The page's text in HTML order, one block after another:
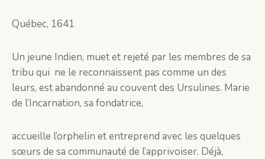
Québec, 1641
Un jeune Indien, muet et rejeté par les membres de sa
tribu qui ne le reconnaissent pas comme un des
leurs, est abandonné au couvent des Ursulines. Marie
de l’Incarnation, sa fondatrice,
accueille l’orphelin et entreprend avec les quelques
sœurs de sa communauté de l’apprivoiser. Déjà,